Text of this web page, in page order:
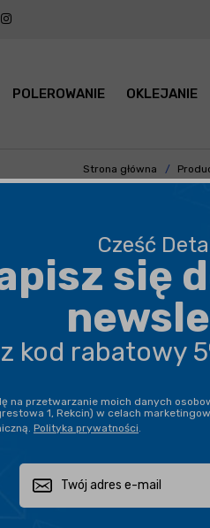
POLEROWANIE OKLEJANIE
Strona główna
PODKATEGORIA
POKAŻ PO: 21
Cześć
się
kod rabatowy
na przetwarzanie moich danych
1, Rekcin) w celach
Polityka prywatności